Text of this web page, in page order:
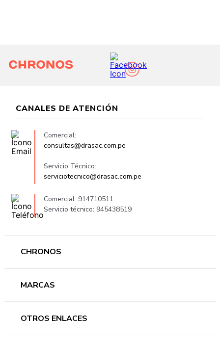
CANALES DE ATENCIÓN
Comercial:
consultas@drasac.com.pe
Servicio Técnico:
serviciotecnico@drasac.com.pe
Comercial: 914710511
Servicio técnico: 945438519
CHRONOS
Hombre
Ofertas
MARCAS
Versace
OTROS ENLACES